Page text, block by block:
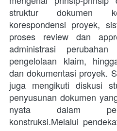
struktur dokumen
korespondensi proyek,
proses review dan
administrasi perubahan
pengelolaan klaim,
dan dokumentasi proyek.
juga mengikuti diskusi
penyusunan dokumen
nyata dalam
konstruksi.Melalui